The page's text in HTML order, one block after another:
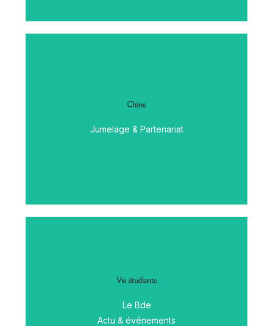
Chine
Jumelage & Partenariat
Vie étudiante
Le Bde
Actu & événements
Découvrir